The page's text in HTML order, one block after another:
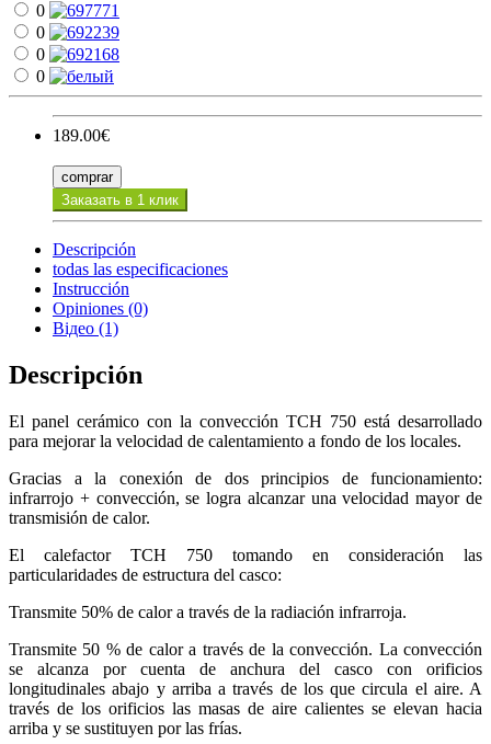
0
0
0
0
189.00€
comprar
Заказать в 1 клик
Descripción
todas las especificaciones
Instrucción
Opiniones (0)
Відео (1)
Descripción
El panel cerámico con la convección TCH 750 está desarrollado
para mejorar la velocidad de calentamiento a fondo de los locales.
Gracias a la conexión de dos principios de funcionamiento:
infrarrojo + convección, se logra alcanzar una velocidad mayor de
transmisión de calor.
El calefactor TCH 750 tomando en consideración las
particularidades de estructura del casco:
Transmite 50% de calor a través de la radiación infrarroja.
Transmite 50 % de calor a través de la convección. La convección
se alcanza por cuenta de anchura del casco con orificios
longitudinales abajo y arriba a través de los que circula el aire. A
través de los orificios las masas de aire calientes se elevan hacia
arriba y se sustituyen por las frías.